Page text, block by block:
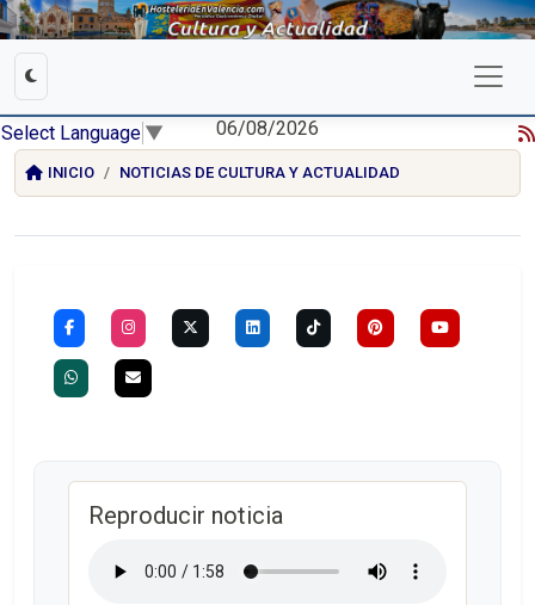
Select Language ▼ 06/08/2026
INICIO NOTICIAS DE CULTURA Y ACTUALIDAD
Reproducir noticia